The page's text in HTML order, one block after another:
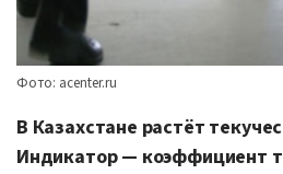
Фото: acenter.ru
В Казахстане растёт
Индикатор — коэффициент